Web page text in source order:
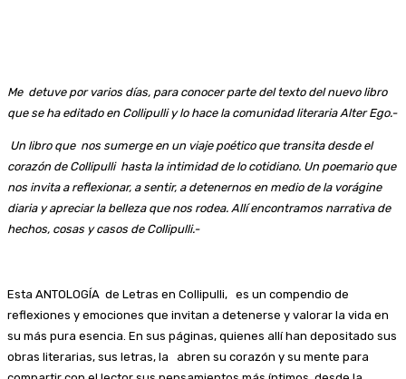
Me detuve por varios días, para conocer parte del texto del nuevo libro
que se ha editado en Collipulli y lo hace la comunidad literaria Alter Ego.-
Un libro que nos sumerge en un viaje poético que transita desde el
corazón de Collipulli hasta la intimidad de lo cotidiano. Un poemario que
nos invita a reflexionar, a sentir, a detenernos en medio de la vorágine
diaria y apreciar la belleza que nos rodea. Allí encontramos narrativa de
hechos, cosas y casos de Collipulli.-
Esta ANTOLOGÍA de Letras en Collipulli, es un compendio de
reflexiones y emociones que invitan a detenerse y valorar la vida en
su más pura esencia. En sus páginas, quienes allí han depositado sus
obras literarias, sus letras, la abren su corazón y su mente para